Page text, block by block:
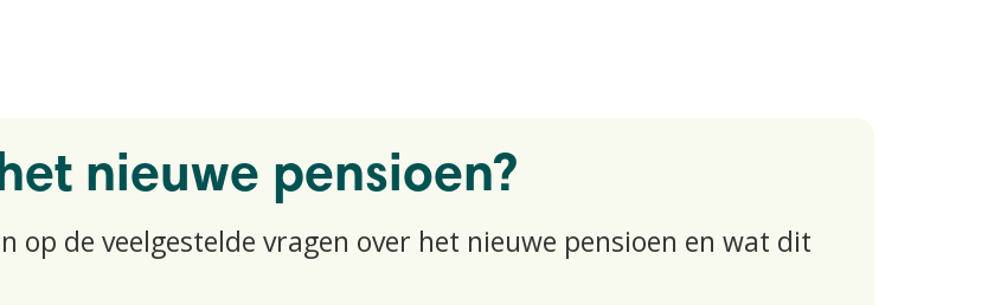
nieuwe pensioen?
op de veelgestelde vragen over het nieuwe pensioen en wat dit